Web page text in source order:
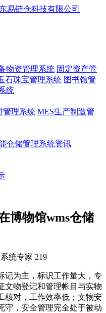
物资管理系统 固定资产管
石珠宝管理系统 图书馆管
统
管理系统 MES生产制造管
仓储管理系统资讯
博物馆wms仓储
统专家 219
为主，标识工作量大，专
文物登记和管理帐目与实物
核对，工作效率低；文物安
守，安全管理完全处于被动